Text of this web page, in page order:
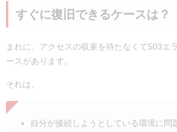
すぐに復旧できるケースは？
まれに、アクセスの収束を待たなくて503エ
ースがあります。
それは、
自分が接続しようとしている環境に問